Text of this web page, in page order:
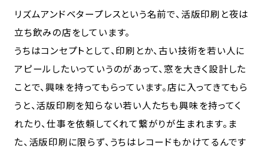
リズムアンドベタープレスという名前で、活版印刷と夜は
立ち飲みの店をしています。
うちはコンセプトとして、印刷とか、古い技術を若い人に
アピールしたいっていうのがあって、窓を大きく設計した
ことで、興味を持ってもらっています。店に入ってきてもら
うと、活版印刷を知らない若い人たちも興味を持ってく
れたり、仕事を依頼してくれて繋がりが生まれます。ま
た、活版印刷に限らず、うちはレコードもかけてるんです